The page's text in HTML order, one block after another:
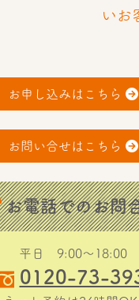
いお
お申し込みはこちら
お問い合せはこちら
お電話でのお問
平日 9:00〜18:00
0120-73-